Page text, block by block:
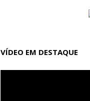
VÍDEO EM DESTAQUE